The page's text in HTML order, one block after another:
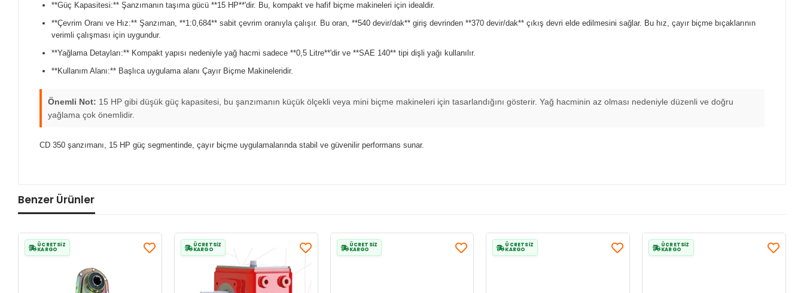
**Güç Kapasitesi:** Şanzımanın taşıma gücü **15 HP**'dir. Bu, kompakt ve hafif biçme makineleri için idealdir.
**Çevrim Oranı ve Hız:** Şanzıman, **1:0,684** sabit çevrim oranıyla çalışır. Bu oran, **540 devir/dak** giriş devrinden **370 devir/dak** çıkış devri elde edilmesini sağlar. Bu hız, çayır biçme bıçaklarının
verimli çalışması için uygundur.
**Yağlama Detayları:** Kompakt yapısı nedeniyle yağ hacmi sadece **0,5 Litre**'dir ve **SAE 140** tipi dişli yağı kullanılır.
**Kullanım Alanı:** Başlıca uygulama alanı Çayır Biçme Makineleridir.
Önemli Not: 15 HP gibi düşük güç kapasitesi, bu şanzımanın küçük ölçekli veya mini biçme makineleri için tasarlandığını gösterir. Yağ hacminin az olması nedeniyle düzenli ve doğru
yağlama çok önemlidir.
CD 350 şanzımanı, 15 HP güç segmentinde, çayır biçme uygulamalarında stabil ve güvenilir performans sunar.
Benzer Ürünler
ÜCRETSİZ
KARGO
ÜCRETSİZ
KARGO
ÜCRETSİZ
KARGO
ÜCRETSİZ
KARGO
ÜCRETSİZ
KARGO